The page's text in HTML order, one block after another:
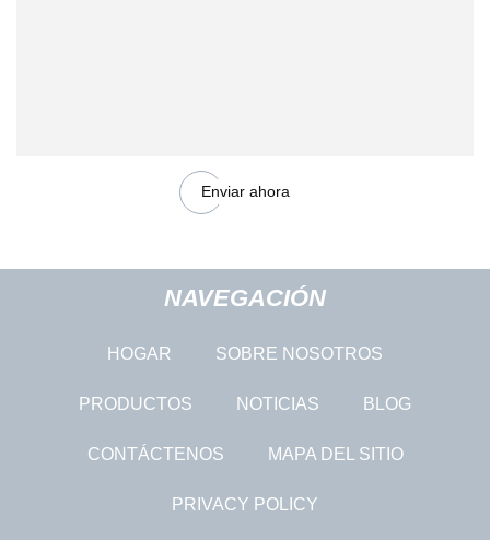
Enviar ahora
NAVEGACIÓN
HOGAR SOBRE NOSOTROS
PRODUCTOS NOTICIAS BLOG
CONTÁCTENOS MAPA DEL SITIO
PRIVACY POLICY